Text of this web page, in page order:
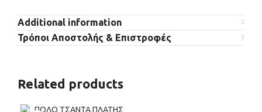
Additional information
Τρόποι Αποστολής & Επιστροφές
Related products